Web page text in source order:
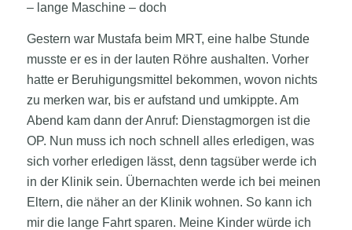
– lange Maschine – doch
Gestern war Mustafa beim MRT, eine halbe Stunde
musste er es in der lauten Röhre aushalten. Vorher
hatte er Beruhigungsmittel bekommen, wovon nichts
zu merken war, bis er aufstand und umkippte. Am
Abend kam dann der Anruf: Dienstagmorgen ist die
OP. Nun muss ich noch schnell alles erledigen, was
sich vorher erledigen lässt, denn tagsüber werde ich
in der Klinik sein. Übernachten werde ich bei meinen
Eltern, die näher an der Klinik wohnen. So kann ich
mir die lange Fahrt sparen. Meine Kinder würde ich